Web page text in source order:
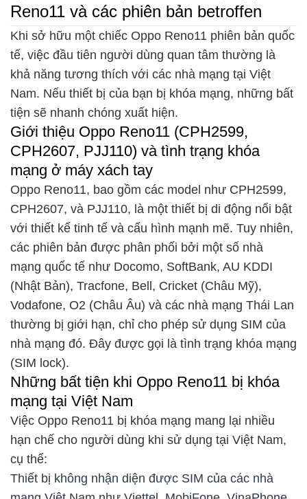
Reno11 và các phiên bản betroffen
Khi sở hữu một chiếc Oppo Reno11 phiên bản quốc
tế, việc đầu tiên người dùng quan tâm thường là
khả năng tương thích với các nhà mạng tại Việt
Nam. Nếu thiết bị của bạn bị khóa mạng, những bất
tiện sẽ nhanh chóng xuất hiện.
Giới thiệu Oppo Reno11 (CPH2599,
CPH2607, PJJ110) và tình trạng khóa
mạng ở máy xách tay
Oppo Reno11, bao gồm các model như CPH2599,
CPH2607, và PJJ110, là một thiết bị di động nổi bật
với thiết kế tinh tế và cấu hình mạnh mẽ. Tuy nhiên,
các phiên bản được phân phối bởi một số nhà
mạng quốc tế như Docomo, SoftBank, AU KDDI
(Nhật Bản), Tracfone, Bell, Cricket (Châu Mỹ),
Vodafone, O2 (Châu Âu) và các nhà mạng Thái Lan
thường bị giới hạn, chỉ cho phép sử dụng SIM của
nhà mạng đó. Đây được gọi là tình trạng khóa mạng
(SIM lock).
Những bất tiện khi Oppo Reno11 bị khóa
mạng tại Việt Nam
Việc Oppo Reno11 bị khóa mạng mang lại nhiều
hạn chế cho người dùng khi sử dụng tại Việt Nam,
cụ thể:
Thiết bị không nhận diện được SIM của các nhà